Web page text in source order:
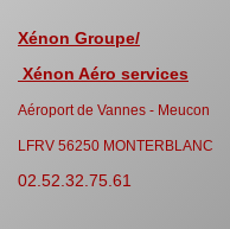
Xénon Groupe/
Xénon Aéro services
Aéroport de Vannes - Meucon
LFRV 56250 MONTERBLANC
02.52.32.75.61